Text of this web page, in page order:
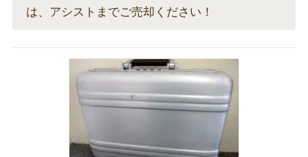
は、アシストまでご売却ください！